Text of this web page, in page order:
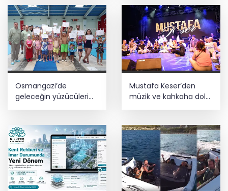
Osmangazi’de
geleceğin yüzücüleri
sertifikalarını aldı
Mustafa Keser’den
müzik ve kahkaha dolu
gece